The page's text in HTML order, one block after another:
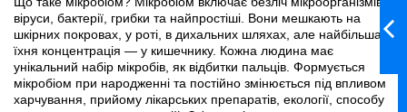
віруси, бактерії, грибки та найпростіші. Вони мешкають на
шкірних покровах, у роті, в дихальних шляхах, але найбільша
їхня концентрація — у кишечнику. Кожна людина має
унікальний набір мікробів, як відбитки пальців. Формується
мікробіом при народженні та постійно змінюється під впливом
харчування, прийому лікарських препаратів, екології, способу